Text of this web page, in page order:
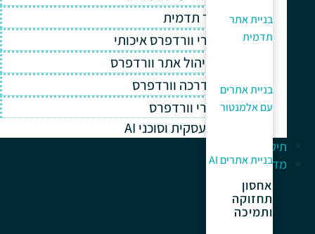
בניית אתר
תדמית
בניית אתרים
עם אלמנטור
בניית אתרים AI
אחסון
תחזוקה
ותמיכה
בניית אתר תדמית
אחסון אתרי וורדפרס איכותי
תחזוקה וניהול אתר וורדפרס
תמיכה והדרכה וורדפרס
קידום אתרי וורדפרס
אוטומציה עסקית וסוכני AI
תיק עבודות
מדריך למתחלים